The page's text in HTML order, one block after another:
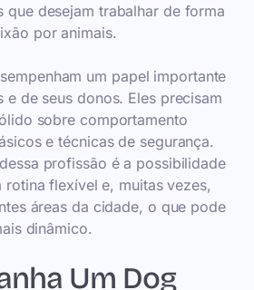
que desejam trabalhar de forma
por animais.
um papel importante
e de seus donos. Eles precisam
sobre comportamento
e técnicas de segurança.
profissão é a possibilidade
rotina flexível e, muitas vezes,
áreas da cidade, o que pode
dinâmico.
Um Dog